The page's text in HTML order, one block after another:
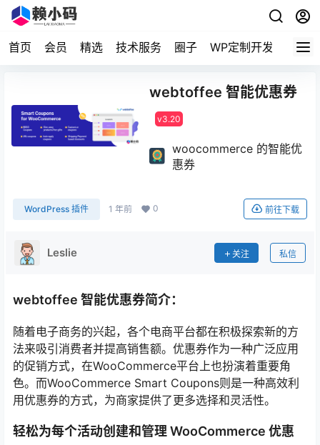
首页 会员 精选 技术服务 圈子 WP定制开发
webtoffee 智能优惠券
v3.20
woocommerce 的智能优
惠券
WordPress 插件 1 年前 0 前往下载
Leslie 关注 私信
webtoffee 智能优惠券简介：
随着电子商务的兴起，各个电商平台都在积极探索新的方
法来吸引消费者并提高销售额。优惠券作为一种广泛应用
的促销方式，在WooCommerce平台上也扮演着重要角
色。而WooCommerce Smart Coupons则是一种高效利
用优惠券的方式，为商家提供了更多选择和灵活性。
轻松为每个活动创建和管理 WooCommerce 优惠